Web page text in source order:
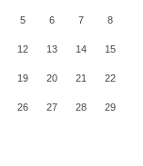
5 6 7 8
12 13 14 15
19 20 21 22
26 27 28 29